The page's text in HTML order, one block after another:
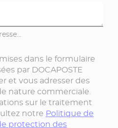
dans le formulaire
par DOCAPOSTE
et vous adresser des
nature commerciale.
sur le traitement
notre Politique de
protection des